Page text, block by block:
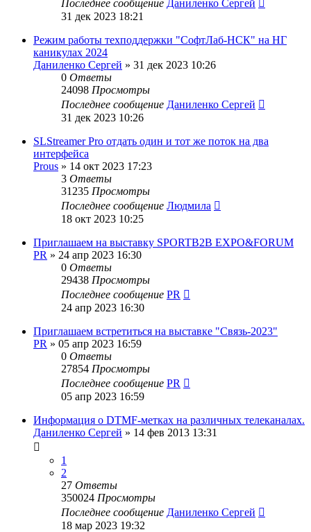
Последнее сообщение Даниленко Сергей
31 дек 2023 18:21
Режим работы техподдержки "СофтЛаб-НСК" на НГ
каникулах 2024
Даниленко Сергей » 31 дек 2023 10:26
0 Ответы
24098 Просмотры
Последнее сообщение Даниленко Сергей
31 дек 2023 10:26
SLStreamer Pro отдать один и тот же поток на два
интерфейса
Prous » 14 окт 2023 17:23
3 Ответы
31235 Просмотры
Последнее сообщение Людмила
18 окт 2023 10:25
Приглашаем на выставку SPORTB2B EXPO&FORUM
PR » 24 апр 2023 16:30
0 Ответы
29438 Просмотры
Последнее сообщение PR
24 апр 2023 16:30
Приглашаем встретиться на выставке "Связь-2023"
PR » 05 апр 2023 16:59
0 Ответы
27854 Просмотры
Последнее сообщение PR
05 апр 2023 16:59
Информация о DTMF-метках на различных телеканалах.
Даниленко Сергей » 14 фев 2013 13:31
1
2
27 Ответы
350024 Просмотры
Последнее сообщение Даниленко Сергей
18 мар 2023 19:32